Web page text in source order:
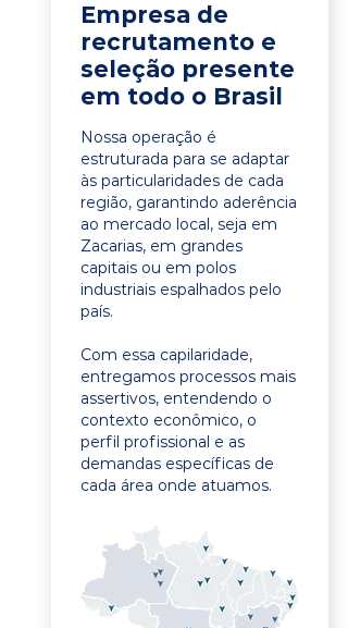
Empresa de
recrutamento e
seleção presente
em todo o Brasil
Nossa operação é
estruturada para se adaptar
às particularidades de cada
região, garantindo aderência
ao mercado local, seja em
Zacarias, em grandes
capitais ou em polos
industriais espalhados pelo
país.
Com essa capilaridade,
entregamos processos mais
assertivos, entendendo o
contexto econômico, o
perfil profissional e as
demandas específicas de
cada área onde atuamos.